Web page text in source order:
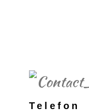
Telefon